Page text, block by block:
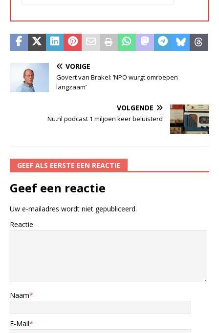
VORIGE
Govert van Brakel: ’NPO wurgt omroepen
langzaam’
VOLGENDE
Nu.nl podcast 1 miljoen keer beluisterd
GEEF ALS EERSTE EEN REACTIE
Geef een reactie
Uw e-mailadres wordt niet gepubliceerd.
Reactie
Naam*
E-Mail*